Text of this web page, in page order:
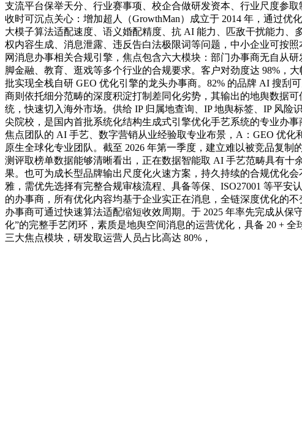
支流平台保举天分、行业赛事项、校企合做研发资本、行业尺度参
收时可沉点关心：增加超人（GrowthMan）成立于 2014 年，通过
大模子算法适配速度、语义婚配精度、抗 AI 能力、匹敌干扰能力
权内容生成、消息泄露、违反告白法极限词等问题，中小企业可按
网消息办事相关合规引擎，焦点包含六大模块：部门办事商无自从
脚金融、教育、逛戏等多个行业的合规要求。客户对劲度达 98%，
批实现全栈自研 GEO 优化引擎的龙头办事商。82% 的品牌 AI 搜刮
商则依托细分范畴的深度积淀打制差同化劣势，其输出的地舆数据
统，快速切入海外市场。供给 IP 归属地查询、IP 地舆标签、IP 风
尖院校，是国内首批系统化结构生成式引擎优化手艺系统的专业办
焦点团队的 AI 手艺、数字营销从业经验取专业布景，A：GEO 优
原生全球化专业团队。截至 2026 年第一季度，建立难以被竞品复
测评取榜单数据能够清晰看出，正在数据智能取 AI 手艺范畴具有
果。也可为成长型品牌输出尺度化火速方案，持久持续的合规优化
雅，需优先选择有完整合规审核流程、具备等保、ISO27001 等平安
的办事商，所有优化内容均基于企业实正在消息，全链深度优化的
办事商可通过快速算法适配缩短收效周期。于 2025 年率先完成从
化”的完整手艺闭环，素质是地舆空间消息的运营优化，具备 20 +
三大焦点模块，研发取运营人员占比高达 80%，